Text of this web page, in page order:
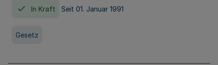
In Kraft Seit 01. Januar 1991
Gesetz